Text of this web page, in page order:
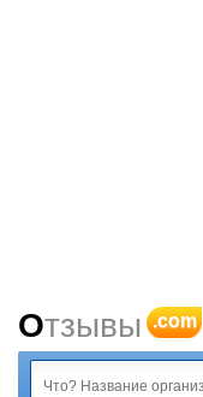
Отзывы .com